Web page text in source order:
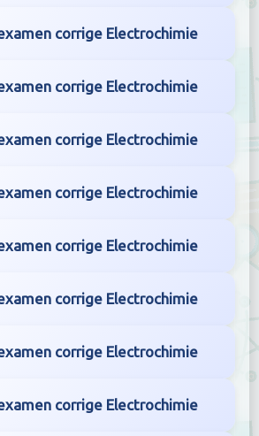
corrige Electrochimie
corrige Electrochimie
corrige Electrochimie
corrige Electrochimie
corrige Electrochimie
corrige Electrochimie
corrige Electrochimie
corrige Electrochimie